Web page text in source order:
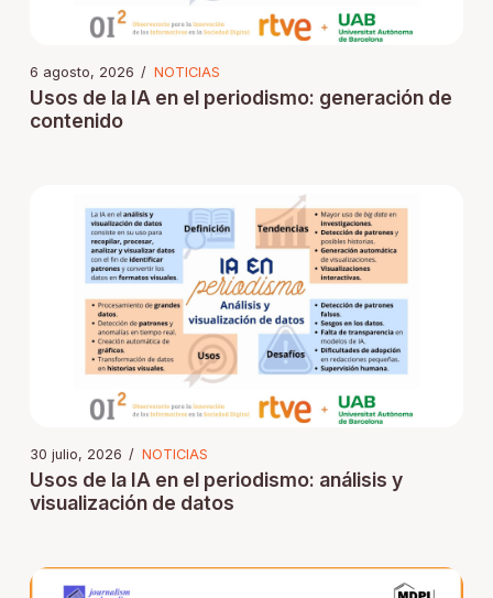
6 agosto, 2026 / NOTICIAS
Usos de la IA en el periodismo: generación de
contenido
30 julio, 2026 / NOTICIAS
Usos de la IA en el periodismo: análisis y
visualización de datos